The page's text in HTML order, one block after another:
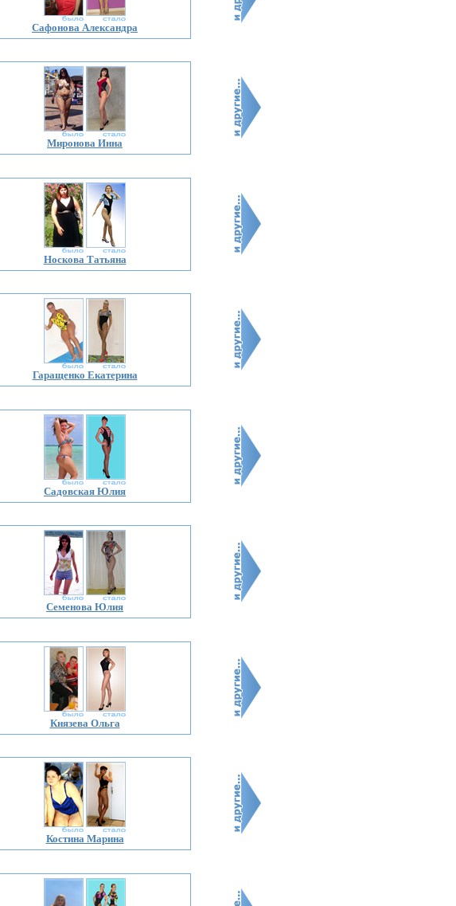
Сафонова Александра
Миронова Инна
Носкова Татьяна
Гаращенко Екатерина
Садовская Юлия
Семенова Юлия
Князева Ольга
Костина Марина